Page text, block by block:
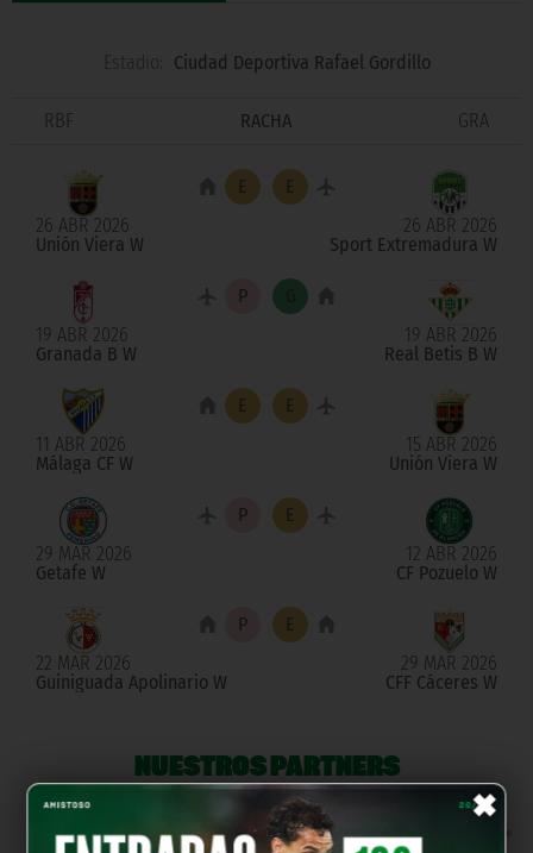
×
Estadio: Ciudad Deportiva Rafael Gordillo
RBF RACHA GRA
26 ABR 2026
Unión Viera W
19 ABR 2026
Granada B W
11 ABR 2026
Málaga CF W
29 MAR 2026
Getafe W
22 MAR 2026
Guiniguada Apolinario W
26 ABR 2026
Sport Extremadura W
19 ABR 2026
Real Betis B W
15 ABR 2026
Unión Viera W
12 ABR 2026
CF Pozuelo W
29 MAR 2026
CFF Cáceres W
NUESTROS PARTNERS